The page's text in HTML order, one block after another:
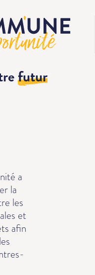
futur
a
la
les
et
afin